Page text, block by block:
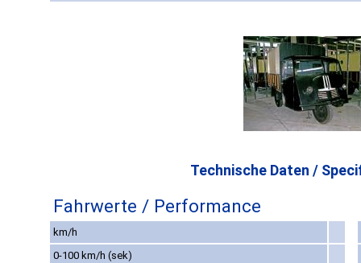
Technische Daten /
Fahrwerte / Performance
km/h
0-100 km/h (sek)